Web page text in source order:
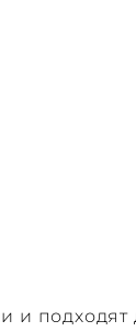
подходят